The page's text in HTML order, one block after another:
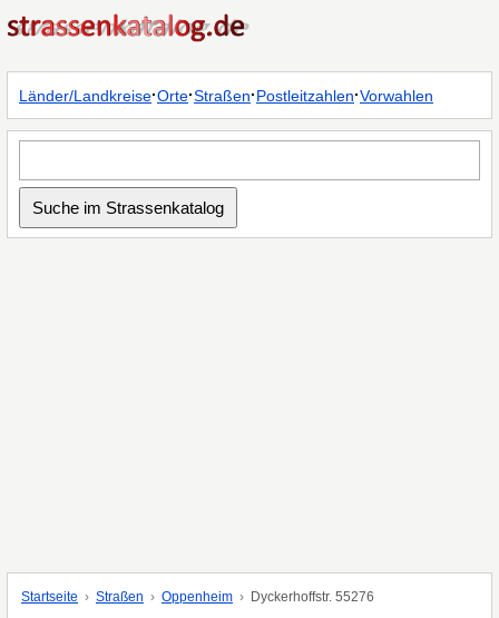
Länder/Landkreise·Orte·Straßen·Postleitzahlen·Vorwahlen
Startseite Straßen Oppenheim Dyckerhoffstr. 55276